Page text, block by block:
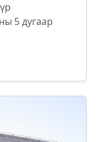
5 дугаар